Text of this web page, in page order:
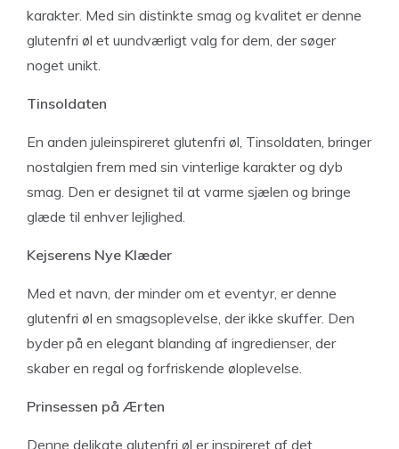
karakter. Med sin distinkte smag og kvalitet er denne
glutenfri øl et uundværligt valg for dem, der søger
noget unikt.
Tinsoldaten
En anden juleinspireret glutenfri øl, Tinsoldaten, bringer
nostalgien frem med sin vinterlige karakter og dyb
smag. Den er designet til at varme sjælen og bringe
glæde til enhver lejlighed.
Kejserens Nye Klæder
Med et navn, der minder om et eventyr, er denne
glutenfri øl en smagsoplevelse, der ikke skuffer. Den
byder på en elegant blanding af ingredienser, der
skaber en regal og forfriskende øloplevelse.
Prinsessen på Ærten
Denne delikate glutenfri øl er inspireret af det